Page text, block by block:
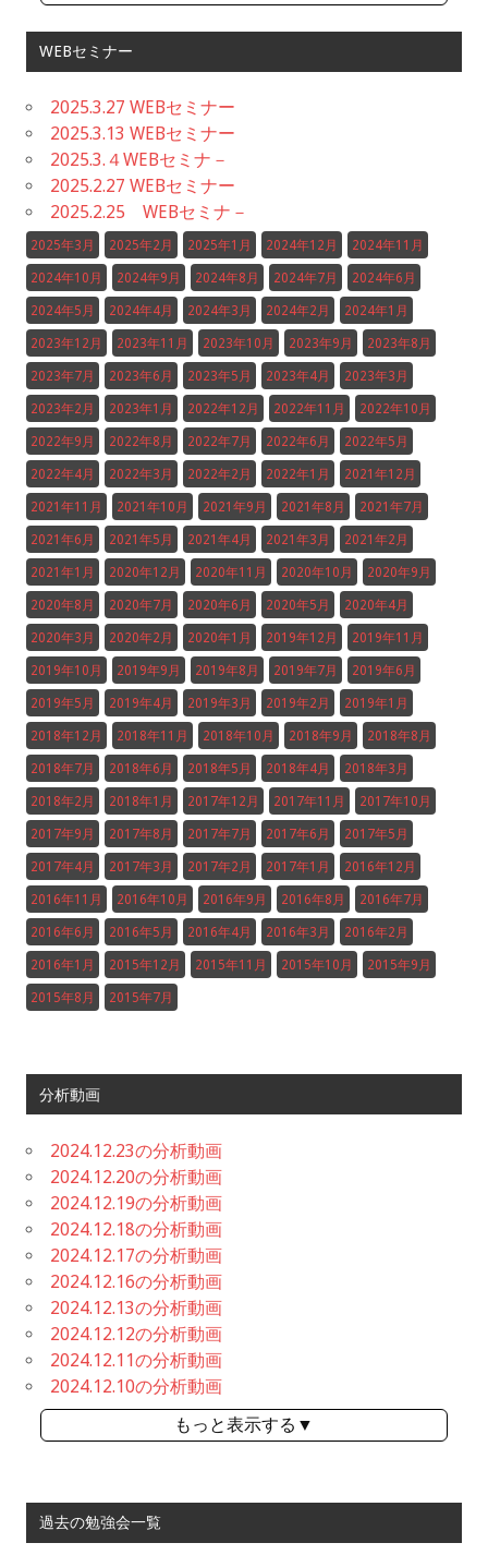
WEBセミナー
2025.3.27 WEBセミナー
2025.3.13 WEBセミナー
2025.3.４WEBセミナ－
2025.2.27 WEBセミナー
2025.2.25 WEBセミナ－
2025年3月 2025年2月 2025年1月 2024年12月 2024年11月
2024年10月 2024年9月 2024年8月 2024年7月 2024年6月
2024年5月 2024年4月 2024年3月 2024年2月 2024年1月
2023年12月 2023年11月 2023年10月 2023年9月 2023年8月
2023年7月 2023年6月 2023年5月 2023年4月 2023年3月
2023年2月 2023年1月 2022年12月 2022年11月 2022年10月
2022年9月 2022年8月 2022年7月 2022年6月 2022年5月
2022年4月 2022年3月 2022年2月 2022年1月 2021年12月
2021年11月 2021年10月 2021年9月 2021年8月 2021年7月
2021年6月 2021年5月 2021年4月 2021年3月 2021年2月
2021年1月 2020年12月 2020年11月 2020年10月 2020年9月
2020年8月 2020年7月 2020年6月 2020年5月 2020年4月
2020年3月 2020年2月 2020年1月 2019年12月 2019年11月
2019年10月 2019年9月 2019年8月 2019年7月 2019年6月
2019年5月 2019年4月 2019年3月 2019年2月 2019年1月
2018年12月 2018年11月 2018年10月 2018年9月 2018年8月
2018年7月 2018年6月 2018年5月 2018年4月 2018年3月
2018年2月 2018年1月 2017年12月 2017年11月 2017年10月
2017年9月 2017年8月 2017年7月 2017年6月 2017年5月
2017年4月 2017年3月 2017年2月 2017年1月 2016年12月
2016年11月 2016年10月 2016年9月 2016年8月 2016年7月
2016年6月 2016年5月 2016年4月 2016年3月 2016年2月
2016年1月 2015年12月 2015年11月 2015年10月 2015年9月
2015年8月 2015年7月
分析動画
2024.12.23の分析動画
2024.12.20の分析動画
2024.12.19の分析動画
2024.12.18の分析動画
2024.12.17の分析動画
2024.12.16の分析動画
2024.12.13の分析動画
2024.12.12の分析動画
2024.12.11の分析動画
2024.12.10の分析動画
もっと表示する▼
過去の勉強会一覧